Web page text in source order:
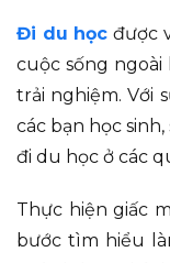
Đi du học được
cuộc sống ngoài
trải nghiệm. Với
các bạn học
đi du học ở các
Thực hiện giấc
bước tìm hiểu